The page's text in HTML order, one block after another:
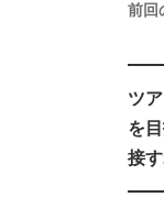
前回
ツ
を
接